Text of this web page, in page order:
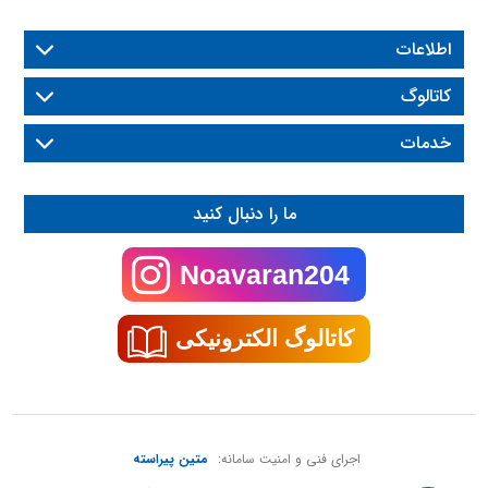
اطلاعات
کاتالوگ
خدمات
ما را دنبال کنید
Noavaran204
کاتالوگ الکترونیکی
اجرای فنی و امنیت سامانه: متین پیراسته